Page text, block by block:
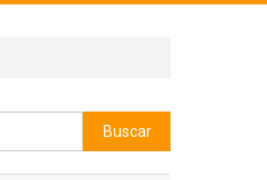
Buscar: